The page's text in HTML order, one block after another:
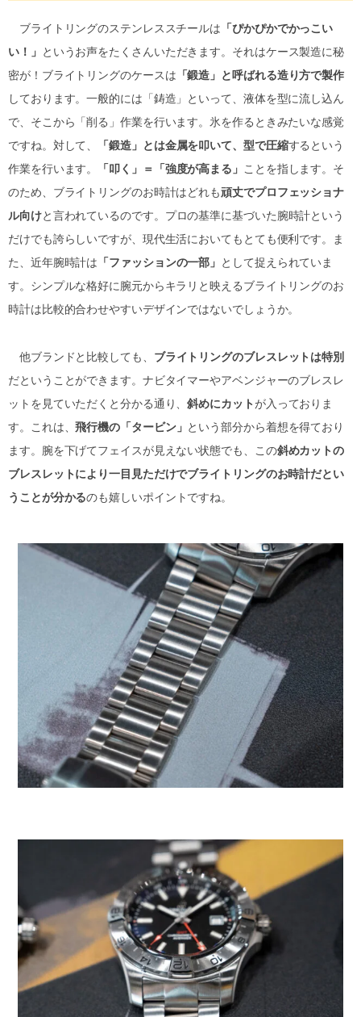
ブライトリングのステンレススチールは 「ぴかぴかでかっこい
い！」 というお声をたくさんいただきます。それはケース製造に秘
密が！ブライトリングのケースは 「鍛造」と呼ばれる造り方で製作
しております。一般的には「鋳造」といって、液体を型に流し込ん
で、そこから「削る」作業を行います。氷を作るときみたいな感覚
ですね。対して、
「鍛造」とは金属を叩いて、型で圧縮するという
作業を行います。
「叩く」＝「強度が高まる」 ことを指します。そ
のため、ブライトリングのお時計はどれも頑丈でプロフェッショナ
ル向けと言われているのです。プロの基準に基づいた腕時計という
だけでも誇らしいですが、現代生活においてもとても便利です。ま
た、近年腕時計は 「ファッションの一部」 として捉えられていま
す。シンプルな格好に腕元からキラリと映えるブライトリングのお
時計は比較的合わせやすいデザインではないでしょうか。
他ブランドと比較しても、 ブライトリングのブレスレットは特別
だということができます。ナビタイマーやアベンジャーのブレスレ
ットを見ていただくと分かる通り、斜めにカットが入っておりま
す。これは、飛行機の「タービン」 という部分から着想を得ており
ます。腕を下げてフェイスが見えない状態でも、この斜めカットの
ブレスレットにより一目見ただけでブライトリングのお時計だとい
うことが分かるのも嬉しいポイントですね。